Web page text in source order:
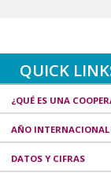
QUICK
¿QUÉ ES UNA
AÑO INTERNACIONAL
DATOS Y CIFRAS